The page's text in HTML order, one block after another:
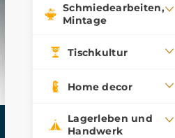
Schmiedearbeiten,
Mintage
Tischkultur
Home decor
Lagerleben und
Handwerk